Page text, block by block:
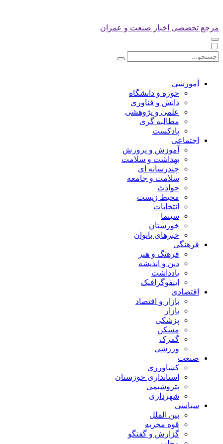
مرجع تخصصی اخبار صنعت و عمران
آموزشی
حوزه و دانشگاه
دانش و فناوری
علمی و پژوهشی
مطالبه گری
پادکست
اجتماعی
آموزش و پرورش
بهداشت و سلامت
چندرسانه ای
سلامت و جامعه
حوادث
محیط زیست
انتخابات
سینما
خوزستان
خبرهای بانوان
فرهنگی
فرهنگ و هنر
دین و اندیشه
یادداشت
اینفوگرافیک
اقتصادی
بازار و اقتصاد
بازار
پزشکی
مسکن
گمرک
ورزشی
صنعت
کشاورزی
استانداری خوزستان
پتروشیمی
شهرداری
سیاسی
بین الملل
قوه مجریه
گزارش و گفتگو